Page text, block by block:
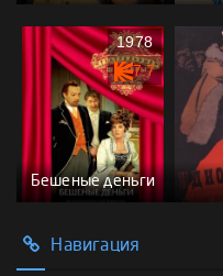
Бешеные деньги
1978
7.7
Навигация